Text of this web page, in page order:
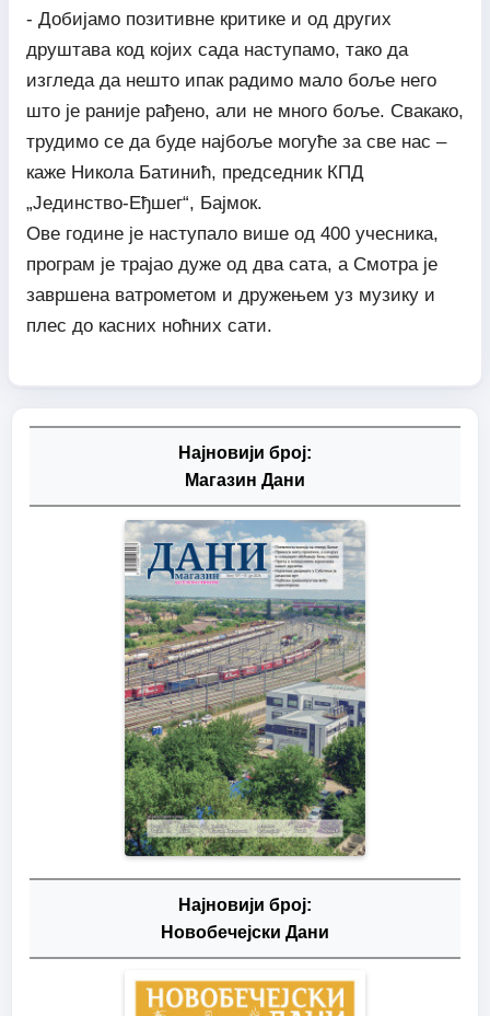
- Добијамо позитивне критике и од других
друштава код којих сада наступамо, тако да
изгледа да нешто ипак радимо мало боље него
што је раније рађено, али не много боље. Свакако,
трудимо се да буде најбоље могуће за све нас –
каже Никола Батинић, председник КПД
„Јединство-Еђшег“, Бајмок.
Ове године је наступало више од 400 учесника,
програм је трајао дуже од два сата, а Смотра је
завршена ватрометом и дружењем уз музику и
плес до касних ноћних сати.
Најновији број:
Магазин Дани
Најновији број:
Новобечејски Дани